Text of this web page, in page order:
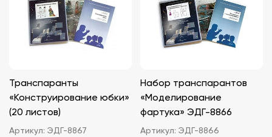
Транспаранты
«Конструирование юбки»
(20 листов)
Артикул: ЭДГ-8867
Набор транспарантов
«Моделирование
фартука» ЭДГ-8866
Артикул: ЭДГ-8866